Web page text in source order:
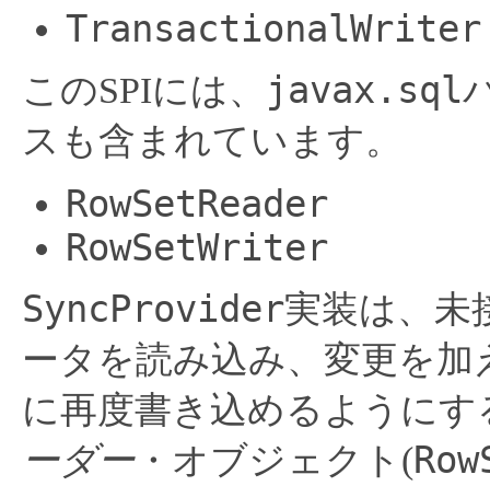
TransactionalWriter
このSPIには、 javax.sql
スも含まれています。
RowSetReader
RowSetWriter
SyncProvider実装は、未
ータを読み込み、変更を
に再度書き込めるように
ーダー・オブジェクト(